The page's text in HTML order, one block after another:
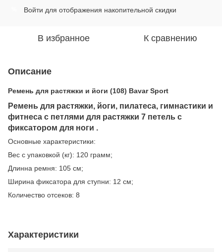
Войти для отображения накопительной скидки
В избранное К сравнению
Описание
Ремень для растяжки и йоги (108) Bavar Sport
Ремень для растяжки, йоги, пилатеса, гимнастики и
фитнеса с петлями для растяжки 7 петель с
фиксатором для ноги .
Основные характеристики:
Вес с упаковкой (кг): 120 грамм;
Длинна ремня: 105 см;
Ширина фиксатора для ступни: 12 см;
Количество отсеков: 8
Характеристики